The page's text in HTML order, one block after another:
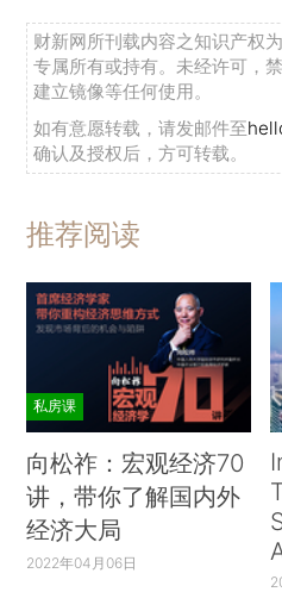
财新网所刊载内容之知识产权
专属所有或持有。未经许可，
建立镜像等任何使用。
如有意愿转载，请发邮件至
确认及授权后，方可转载。
推荐阅读
私房课
向松祚：宏观经济70
讲，带你了解国内外
经济大局
2022年04月06日